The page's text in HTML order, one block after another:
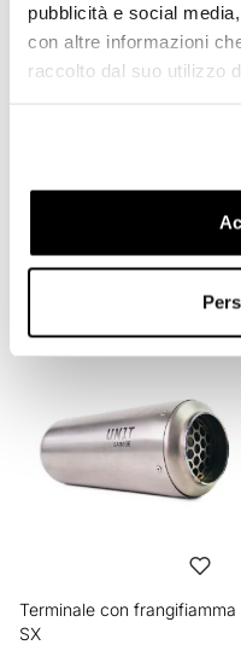
pubblicità e social
con altre informazioni
raccolto dal suo utilizzo
Unitgarage BMW R12 G/S
€ 1.418,00
Terminale con frangifiamma
SX